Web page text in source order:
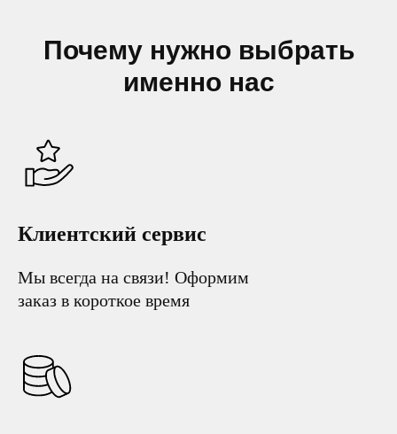
Почему нужно выбрать
именно нас
Клиентский сервис
Мы всегда на связи! Оформим
заказ в короткое время